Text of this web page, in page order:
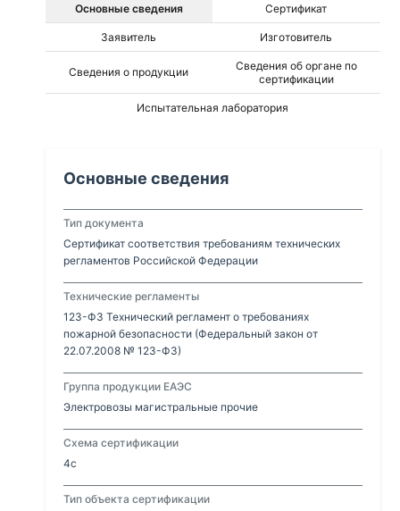
Основные сведения Сертификат
Заявитель Изготовитель
Сведения о продукции
Сведения об органе по
сертификации
Испытательная лаборатория
Основные сведения
Тип документа
Сертификат соответствия требованиям технических
регламентов Российской Федерации
Технические регламенты
123-ФЗ Технический регламент о требованиях
пожарной безопасности (Федеральный закон от
22.07.2008 № 123-ФЗ)
Группа продукции ЕАЭС
Электровозы магистральные прочие
Схема сертификации
4с
Тип объекта сертификации